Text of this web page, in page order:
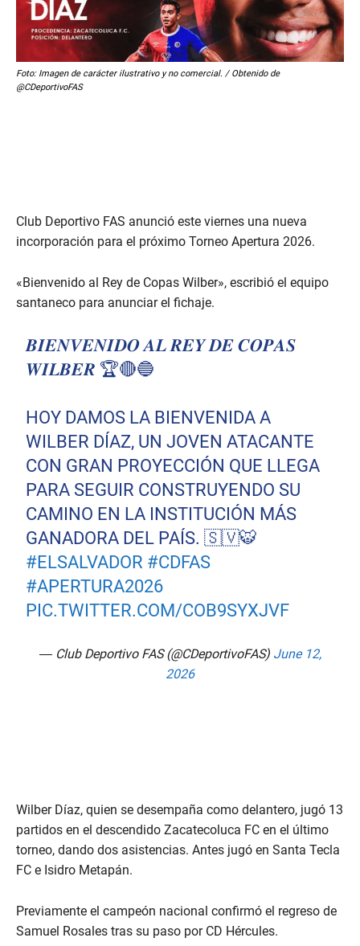
Foto: Imagen de carácter ilustrativo y no comercial. / Obtenido de
@CDeportivoFAS
Club Deportivo FAS anunció este viernes una nueva
incorporación para el próximo Torneo Apertura 2026.
«Bienvenido al Rey de Copas Wilber», escribió el equipo
santaneco para anunciar el fichaje.
𝑩𝑰𝑬𝑵𝑽𝑬𝑵𝑰𝑫𝑶 𝑨𝑳 𝑹𝑬𝒀 𝑫𝑬 𝑪𝑶𝑷𝑨𝑺
𝑾𝑰𝑳𝑩𝑬𝑹 🏆🔴🔵
HOY DAMOS LA BIENVENIDA A
WILBER DÍAZ, UN JOVEN ATACANTE
CON GRAN PROYECCIÓN QUE LLEGA
PARA SEGUIR CONSTRUYENDO SU
CAMINO EN LA INSTITUCIÓN MÁS
GANADORA DEL PAÍS. 🇸🇻🐯
#ELSALVADOR #CDFAS
#APERTURA2026
PIC.TWITTER.COM/COB9SYXJVF
— Club Deportivo FAS (@CDeportivoFAS) June 12,
2026
Wilber Díaz, quien se desempaña como delantero, jugó 13
partidos en el descendido Zacatecoluca FC en el último
torneo, dando dos asistencias. Antes jugó en Santa Tecla
FC e Isidro Metapán.
Previamente el campeón nacional confirmó el regreso de
Samuel Rosales tras su paso por CD Hércules.